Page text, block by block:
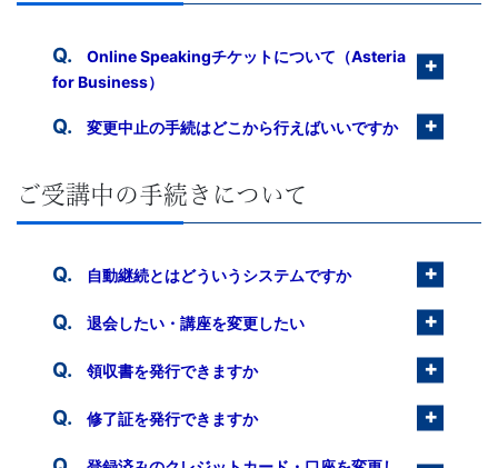
リ
Online Speakingチケットについて（Asteria
for Business）
変更中止の手続はどこから行えばいいですか
ご受講中の手続きについて
自動継続とはどういうシステムですか
退会したい・講座を変更したい
領収書を発行できますか
修了証を発行できますか